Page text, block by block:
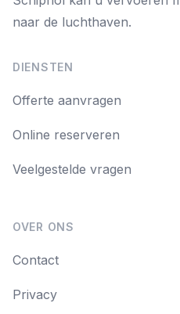
naar de luchthaven.
DIENSTEN
Offerte aanvragen
Online reserveren
Veelgestelde vragen
OVER ONS
Contact
Privacy